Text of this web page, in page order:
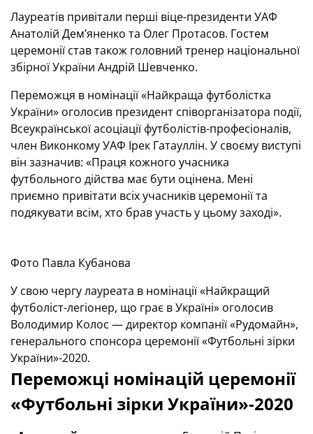
Лауреатів привітали перші віце-президенти УАФ
Анатолій Дем’яненко та Олег Протасов. Гостем
церемонії став також головний тренер національної
збірної України Андрій Шевченко.
Переможця в номінації «Найкраща футболістка
України» оголосив президент співорганізатора події,
Всеукраїнської асоціації футболістів-професіоналів,
член Виконкому УАФ Ірек Гатауллін. У своєму виступі
він зазначив: «Праця кожного учасника
футбольного дійства має бути оцінена. Мені
приємно привітати всіх учасників церемонії та
подякувати всім, хто брав участь у цьому заході».
Фото Павла Кубанова
У свою чергу лауреата в номінації «Найкращий
футболіст-легіонер, що грає в Україні» оголосив
Володимир Колос — директор компанії «Рудомайн»,
генерального спонсора церемонії «Футбольні зірки
України»-2020.
Переможці номінацій церемонії
«Футбольні зірки України»-2020